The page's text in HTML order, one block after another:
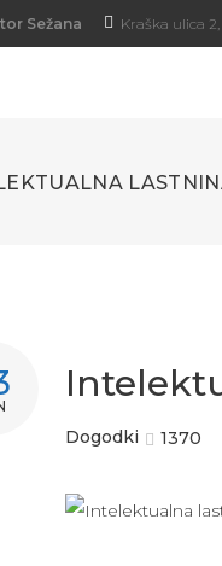
Sežana Kraška ulica 2,
Dogodki 1370